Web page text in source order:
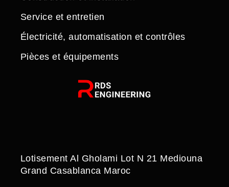
Service et entretien
Électricité, automatisation et contrôles
Pièces et équipements
Lotisement Al Gholami Lot N 21 Mediouna
Grand Casablanca Maroc